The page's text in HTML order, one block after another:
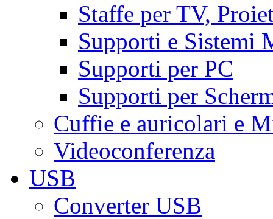
Staffe per TV,
Supporti e Sistemi
Supporti per PC
Supporti per
Cuffie e auricolari e
Videoconferenza
USB
Converter USB